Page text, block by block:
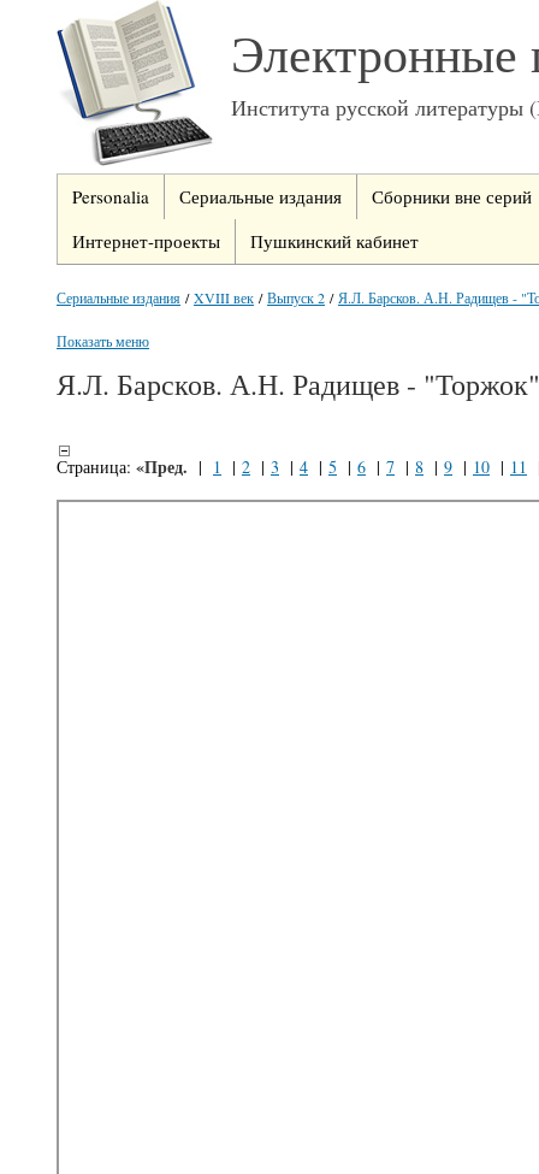
Электронные
Института русской
Personalia Сериальные издания
Сборники вне серий
Интернет-проекты
Пушкинский кабинет
Сериальные издания /XVIII век /Выпуск 2 / Я.Л. Барсков. А.Н. Радищев -
Показать меню
Я.Л. Барсков. А.Н. Радищев - "Торжок"
Страница: «Пред. | 1 | 2 | 3 | 4 | 5 | 6 | 7 | 8 | 9 | 10 | 11